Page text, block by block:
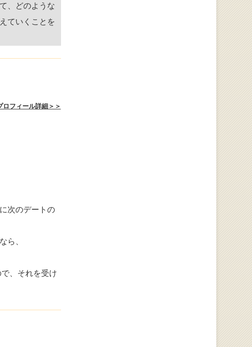
、どのような
ていくことを
ロフィール詳細＞＞
次のデートの
ら、
、それを受け